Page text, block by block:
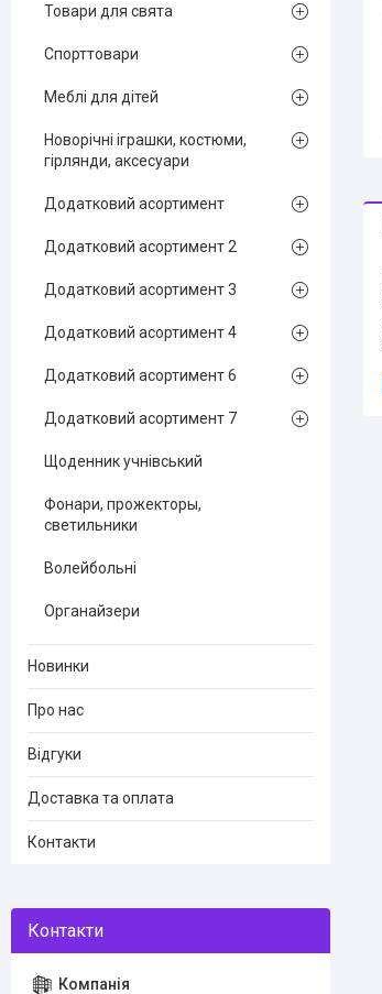
Товари для свята
Спорттовари
Меблі для дітей
Новорічні іграшки, костюми,
гірлянди, аксесуари
Додатковий асортимент
Додатковий асортимент 2
Додатковий асортимент 3
Додатковий асортимент 4
Додатковий асортимент 6
Додатковий асортимент 7
Щоденник учнівський
Фонари, прожекторы,
светильники
Волейбольні
Органайзери
Новинки
Про нас
Відгуки
Доставка та оплата
Контакти